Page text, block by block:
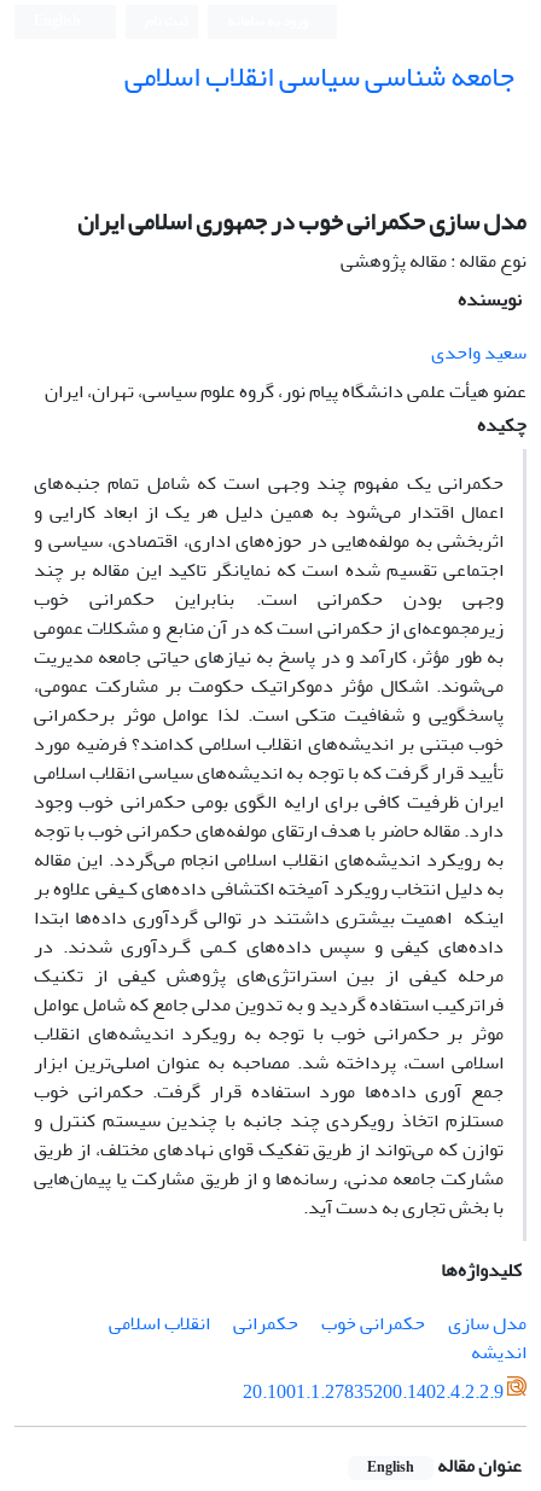
جامعه شناسی سیاسی انقلاب اسلامی
مدل سازی حکمرانی خوب در جمهوری اسلامی ایران
نوع مقاله : مقاله پژوهشی
نویسنده
سعید واحدی
عضو هیأت علمی دانشگاه پیام نور، گروه علوم سیاسی، تهران، ایران
چکیده
حکمرانی یک مفهوم چند وجهی است که شامل تمام جنبه‌های
اعمال اقتدار می‌شود به همین دلیل هر یک از ابعاد کارایی و
اثربخشی به مولفه‌هایی در حوزه‌های اداری، اقتصادی، سیاسی و
اجتماعی تقسیم شده است که نمایانگر تاکید این مقاله بر چند
وجهی بودن حکمرانی است. بنابراین حکمرانی خوب
زیرمجموعه‌ای از حکمرانی است که در آن منابع و مشکلات عمومی
به طور مؤثر، کارآمد و در پاسخ به نیازهای حیاتی جامعه مدیریت
می‌شوند. اشکال مؤثر دموکراتیک حکومت بر مشارکت عمومی،
پاسخگویی و شفافیت متکی است. لذا عوامل موثر برحکمرانی
خوب مبتنی بر اندیشه‌های انقلاب اسلامی کدامند؟ فرضیه مورد
تأیید قرار گرفت که با توجه به اندیشه‌های سیاسی انقلاب اسلامی
ایران ظرفیت کافی برای ارایه الگوی بومی حکمرانی خوب وجود
دارد. مقاله حاضر با هدف ارتقای مولفه‌های حکمرانی خوب با توجه
به رویکرد اندیشه‌های انقلاب اسلامی انجام می‌گردد. این مقاله
به دلیل انتخاب رویکرد آمیخته اکتشافی داده‌های کـیفی علاوه بر
اینکه اهمیت بیشتری داشتند در توالی گردآوری داده‌ها ابتدا
داده‌های کیفی و سپس داده‌های کـمی گـردآوری‌ شدند. در
مرحله کیفی از بین استراتژی‌های پژوهش کیفی از تکنیک
فراترکیب استفاده گردید وبهتدوینمدلیجامعکهشامل عوامل
موثر بر حکمرانی خوب با توجه به رویکرد اندیشه‌های انقلاب
اسلامی است، پرداخته شد. مصاحبه به عنوان اصلی‌ترین ابزار
جمع آوری داده‌ها مورد استفاده قرار گرفت. حکمرانی خوب
مستلزم اتخاذ رویکردی چند جانبه با چندین سیستم کنترل و
توازن که می‌تواند از طریق تفکیک قوای نهادهای مختلف، از طریق
مشارکت جامعه مدنی، رسانه‌ها و از طریق مشارکت یا پیمان‌هایی
با بخش تجاری به دست آید.
کلیدواژه‌ها
مدل سازی
حکمرانی خوب حکمرانی
انقلاب اسلامی
اندیشه
20.1001.1.27835200.1402.4.2.2.9
عنوان مقاله English